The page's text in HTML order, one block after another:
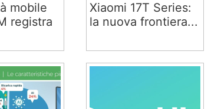
mobile
registra
Xiaomi 17T Series:
la nuova frontiera...